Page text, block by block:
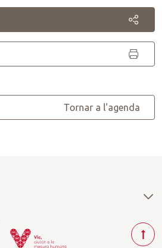
Tornar a l'agenda
T